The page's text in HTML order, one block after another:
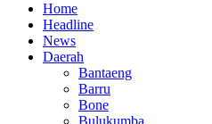
Home
Headline
News
Daerah
Bantaeng
Barru
Bone